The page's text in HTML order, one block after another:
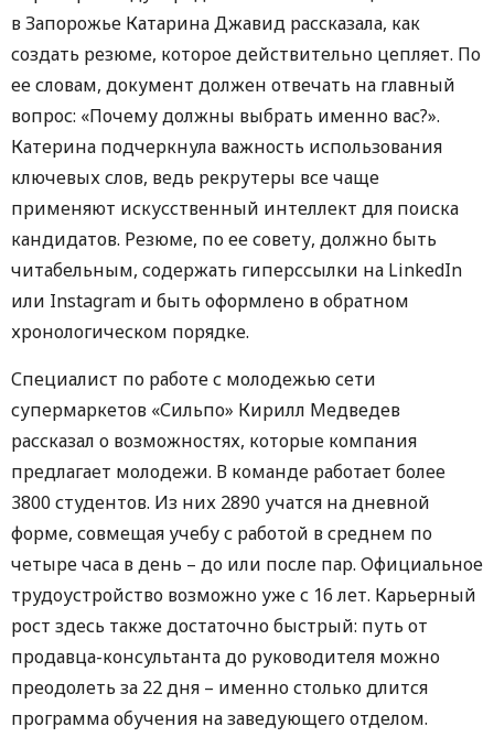
в Запорожье Катарина Джавид рассказала, как
создать резюме, которое действительно цепляет. По
ее словам, документ должен отвечать на главный
вопрос: «Почему должны выбрать именно вас?».
Катерина подчеркнула важность использования
ключевых слов, ведь рекрутеры все чаще
применяют искусственный интеллект для поиска
кандидатов. Резюме, по ее совету, должно быть
читабельным, содержать гиперссылки на LinkedIn
или Instagram и быть оформлено в обратном
хронологическом порядке.
Специалист по работе с молодежью сети
супермаркетов «Сильпо» Кирилл Медведев
рассказал о возможностях, которые компания
предлагает молодежи. В команде работает более
3800 студентов. Из них 2890 учатся на дневной
форме, совмещая учебу с работой в среднем по
четыре часа в день – до или после пар. Официальное
трудоустройство возможно уже с 16 лет. Карьерный
рост здесь также достаточно быстрый: путь от
продавца-консультанта до руководителя можно
преодолеть за 22 дня – именно столько длится
программа обучения на заведующего отделом.